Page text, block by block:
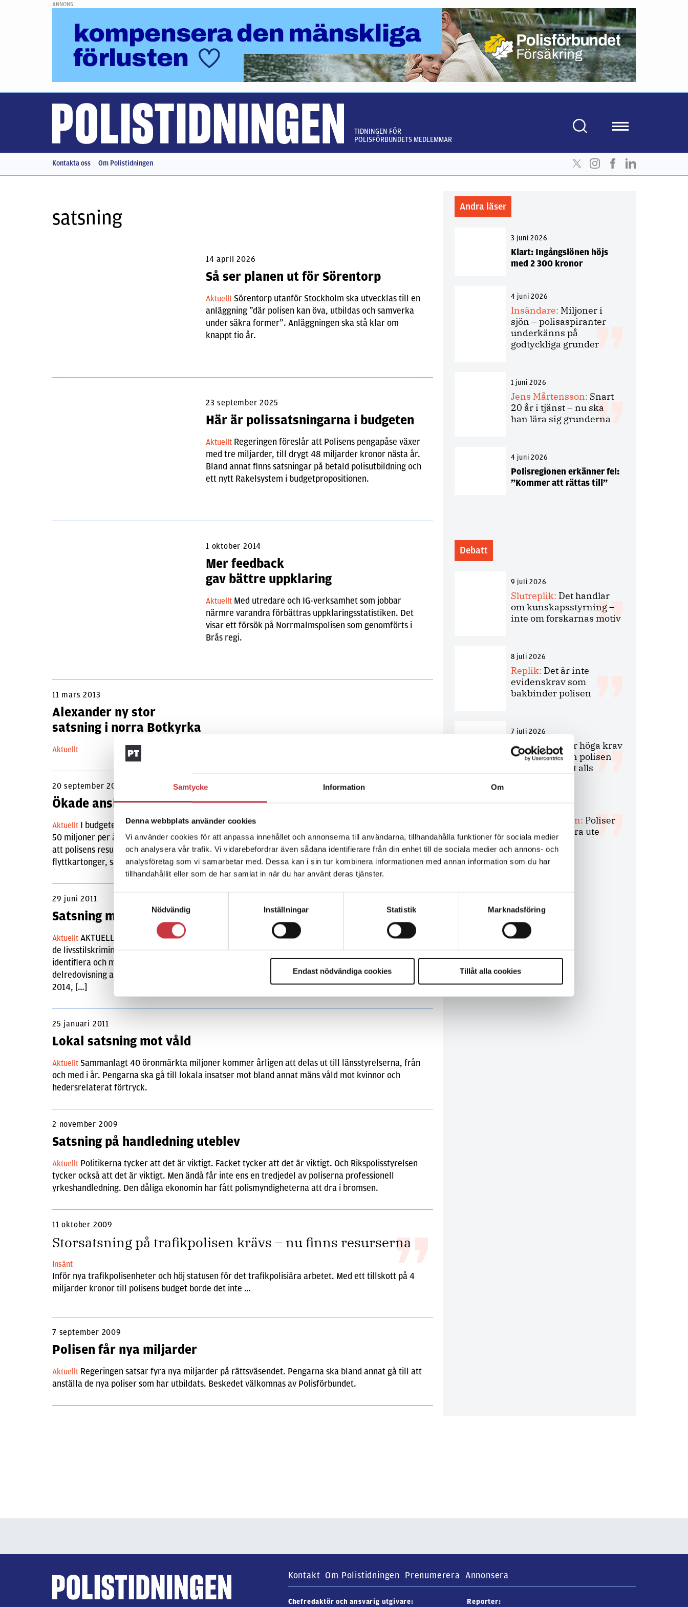
Samtycke Information Om
Denna webbplats använder cookies
Vi använder cookies för att anpassa innehållet och annonserna till användarna, tillhandahålla funktioner för sociala medier
och analysera vår trafik. Vi vidarebefordrar även sådana identifierare från din enhet till de sociala medier och annons- och
analysföretag som vi samarbetar med. Dessa kan i sin tur kombinera informationen med annan information som du har
tillhandahållit eller som de har samlat in när du har använt deras tjänster.
Nödvändig
Inställningar Statistik Marknadsföring
Endast nödvändiga cookies Tillåt alla cookies
ANNONS
TIDNINGEN FÖR
POLISFÖRBUNDETS MEDLEMMAR
Kontakta oss Om Polistidningen
satsning
14 april 2026
Så ser planen ut för Sörentorp
Aktuellt Sörentorp utanför Stockholm ska utvecklas till en
anläggning ”där polisen kan öva, utbildas och samverka
under säkra former”. Anläggningen ska stå klar om
knappt tio år.
23 september 2025
Här är polissatsningarna i budgeten
Aktuellt Regeringen föreslår att Polisens pengapåse växer
med tre miljarder, till drygt 48 miljarder kronor nästa år.
Bland annat finns satsningar på betald polisutbildning och
ett nytt Rakelsystem i budgetpropositionen.
1 oktober 2014
Mer feedback
gav bättre uppklaring
Aktuellt Med utredare och IG-verksamhet som jobbar
närmre varandra förbättras uppklaringsstatistiken. Det
visar ett försök på Norrmalmspolisen som genomförts i
Brås regi.
11 mars 2013
Alexander ny stor
satsning i norra Botkyrka
Aktuellt
20 september 2012
Ökade anslag och krav på bättre resultat
Aktuellt I budgeten för 2013 ökar regeringen polisens anslag med 360 miljoner. Bland annat kommer
50 miljoner per år att vikas för genomförandet av polisens omorganisation. Samtidigt vill regeringen
att polisens resultat ska bli bättre. – Verksamhetsmålen ligger fast, alla ska ju inte bära
flyttkartonger, säger justitieminister Beatrice Ask.
29 juni 2011
Satsning mot livsstilskriminella
Aktuellt AKTUELLT. Rikspolisstyrelsen ska på regeringens uppdrag dra igång en nationell satsning mot
de livsstilskriminellas brottslighet. RPS ska vägleda polismyndigheterna i deras arbete med att
identifiera och motarbeta de livsstilskriminella och utvärdera satsningen. Regeringen vill ha en första
delredovisning av uppdraget 1 mars nästa år, en andra 1 mars 2013 och en slutredovisning i mars
2014, […]
25 januari 2011
Lokal satsning mot våld
Aktuellt Sammanlagt 40 öronmärkta miljoner kommer årligen att delas ut till länsstyrelserna, från
och med i år. Pengarna ska gå till lokala insatser mot bland annat mäns våld mot kvinnor och
hedersrelaterat förtryck.
2 november 2009
Satsning på handledning uteblev
Aktuellt Politikerna tycker att det är viktigt. Facket tycker att det är viktigt. Och Rikspolisstyrelsen
tycker också att det är viktigt. Men ändå får inte ens en tredjedel av poliserna professionell
yrkeshandledning. Den dåliga ekonomin har fått polismyndigheterna att dra i bromsen.
11 oktober 2009
Storsatsning på trafikpolisen krävs – nu finns resurserna
Insänt
Inför nya trafikpolisenheter och höj statusen för det trafikpolisiära arbetet. Med ett tillskott på 4
miljarder kronor till polisens budget borde det inte …
7 september 2009
Polisen får nya miljarder
Aktuellt Regeringen satsar fyra nya miljarder på rättsväsendet. Pengarna ska bland annat gå till att
anställa de nya poliser som har utbildats. Beskedet välkomnas av Polisförbundet.
Andra läser
3 juni 2026
Klart: Ingångslönen höjs
med 2 300 kronor
4 juni 2026
Insändare: Miljoner i
sjön – polisaspiranter
underkänns på
godtyckliga grunder
1 juni 2026
Jens Mårtensson: Snart
20 år i tjänst – nu ska
han lära sig grunderna
4 juni 2026
Polisregionen erkänner fel:
”Kommer att rättas till”
Debatt
9 juli 2026
Slutreplik: Det handlar
om kunskapsstyrning –
inte om forskarnas motiv
8 juli 2026
Replik: Det är inte
evidenskrav som
bakbinder polisen
7 juli 2026
Debatt:Med för höga krav
på evidens kan polisen
inte göra något alls
Mats Johansson: Poliser
behövs inte bara ute
Kontakt Om Polistidningen Prenumerera Annonsera
Chefredaktör och ansvarig utgivare: Reporter: